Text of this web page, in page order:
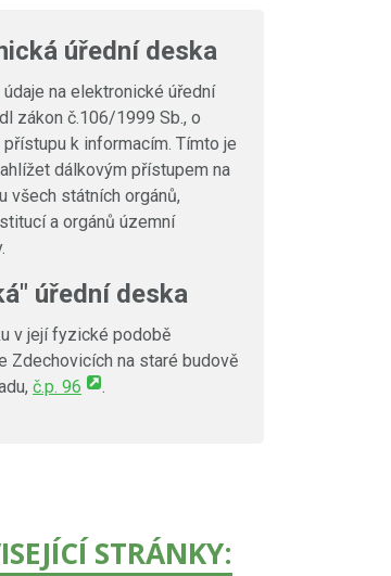
úřední deska
na elektronické úřední
zákon č.106/1999 Sb., o
k informacím. Tímto je
dálkovým přístupem na
všech státních orgánů,
a orgánů územní
úřední deska
v její fyzické podobě
Zdechovicích na staré budově
č.p. 96 .
STRÁNKY: